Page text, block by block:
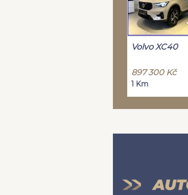
Volvo XC40
897 300 Kč
1 Km